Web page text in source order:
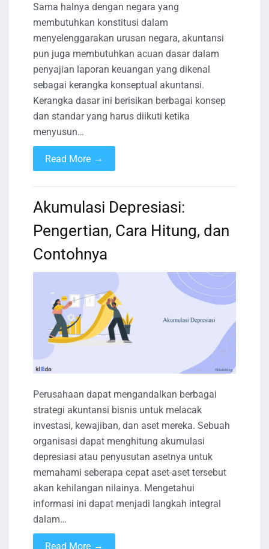
Sama halnya dengan negara yang
membutuhkan konstitusi dalam
menyelenggarakan urusan negara, akuntansi
pun juga membutuhkan acuan dasar dalam
penyajian laporan keuangan yang dikenal
sebagai kerangka konseptual akuntansi.
Kerangka dasar ini berisikan berbagai konsep
dan standar yang harus diikuti ketika
menyusun…
Read More →
Akumulasi Depresiasi:
Pengertian, Cara Hitung, dan
Contohnya
Perusahaan dapat mengandalkan berbagai
strategi akuntansi bisnis untuk melacak
investasi, kewajiban, dan aset mereka. Sebuah
organisasi dapat menghitung akumulasi
depresiasi atau penyusutan asetnya untuk
memahami seberapa cepat aset-aset tersebut
akan kehilangan nilainya. Mengetahui
informasi ini dapat menjadi langkah integral
dalam…
Read More →